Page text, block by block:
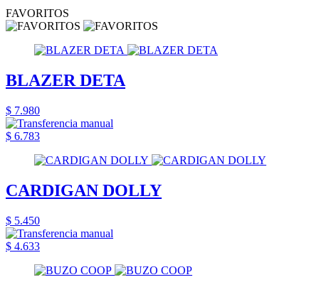
FAVORITOS
BLAZER DETA
$ 7.980
$ 6.783
CARDIGAN DOLLY
$ 5.450
$ 4.633